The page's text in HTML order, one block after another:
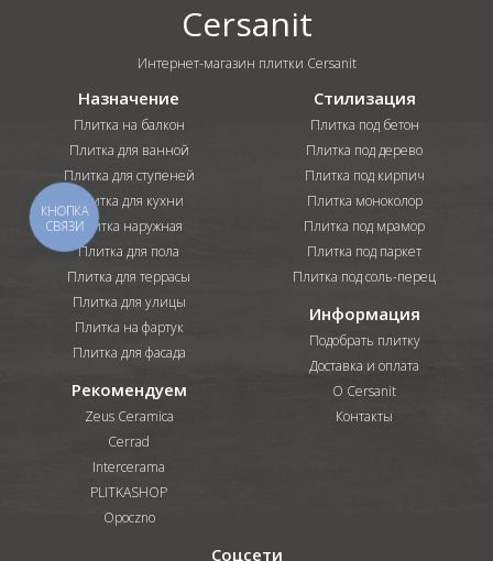
Cersanit
Интернет-магазин плитки Cersanit
Назначение
Плитка на балкон
Плитка для ванной
Плитка для ступеней
Плитка для кухни
Плитка наружная
Плитка для пола
Плитка для террасы
Плитка для улицы
Плитка на фартук
Плитка для фасада
Стилизация
Плитка под бетон
Плитка под дерево
Плитка под кирпич
Плитка моноколор
Плитка под мрамор
Плитка под паркет
Плитка под соль-перец
Информация
Подобрать плитку
Доставка и оплата
О Cersanit
Контакты
Рекомендуем
Zeus Ceramica
Cerrad
Intercerama
PLITKASHOP
Opoczno
Соцсети
КНОПКА
СВЯЗИ